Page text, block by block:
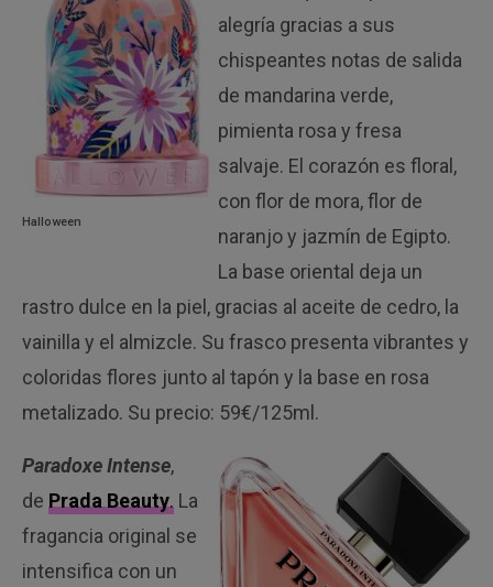
Halloween
alegría gracias a sus
chispeantes notas de salida
de mandarina verde,
pimienta rosa y fresa
salvaje. El corazón es floral,
con flor de mora, flor de
naranjo y jazmín de Egipto.
La base oriental deja un
rastro dulce en la piel, gracias al aceite de cedro, la
vainilla y el almizcle. Su frasco presenta vibrantes y
coloridas flores junto al tapón y la base en rosa
metalizado. Su precio: 59€/125ml.
Paradoxe Intense,
dePrada Beauty. La
fragancia original se
intensifica con un